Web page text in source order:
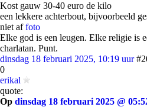
Kost gauw 30-40 euro de kilo
een lekkere achterbout, bijvoorbeeld
niet affoto
Elke god is een leugen. Elke religie is
charlatan. Punt.
dinsdag 18 februari 2025, 10:19 uur
0
erikal
quote:
Op dinsdag 18 februari 2025 @